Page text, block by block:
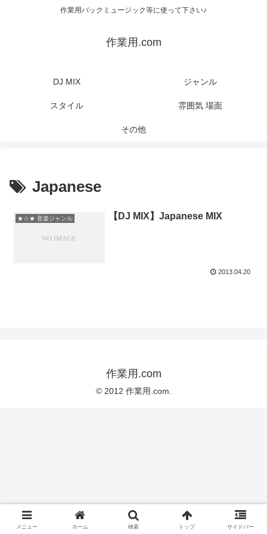
作業用バックミュージック等に使って下さい♪
作業用.com
DJ MIX ジャンル
スタイル 雰囲気 場面
その他
Japanese
★☆★ 音楽ジャンル 【DJ MIX】Japanese MIX
2013.04.20
作業用.com
© 2012 作業用.com.
メニュー ホーム 検索 トップ サイドバー